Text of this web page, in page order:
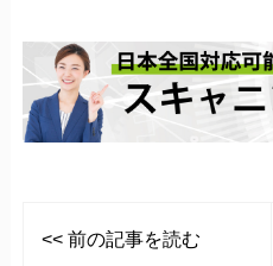
<< 前の記事を読む